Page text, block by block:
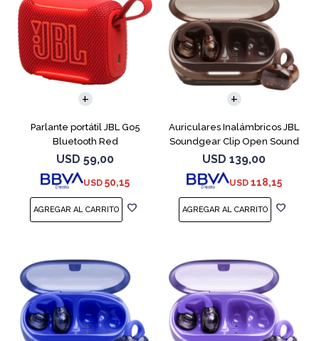
Parlante portátil JBL Go5
Bluetooth Red
USD 59,00
USD 50,15
Auriculares Inalámbricos JBL
Soundgear Clip Open Sound
Cobre
USD 139,00
USD 118,15